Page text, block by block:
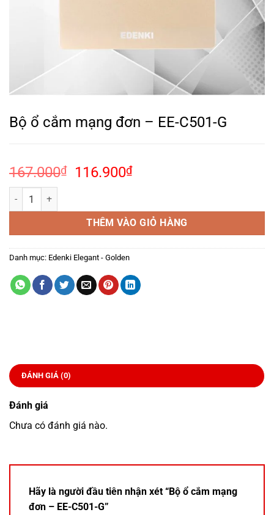
Bộ ổ cắm mạng đơn – EE-C501-G
167.000₫
Giá
167.000₫.
116.900₫Giá
là:
116.900₫.
Bộ ổ cắm mạng đơn – EE-C501-G số lượng
THÊM VÀO GIỎ HÀNG
Danh mục: Edenki Elegant - Golden
ĐÁNH GIÁ (0)
Đánh giá
Chưa có đánh giá nào.
Hãy là người đầu tiên nhận xét “Bộ ổ cắm mạng
đơn – EE-C501-G”